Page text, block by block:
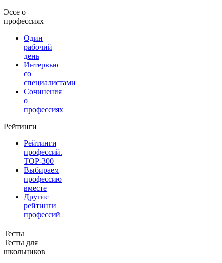
Эссе о
профессиях
Один
рабочий
день
Интервью
со
специалистами
Сочинения
о
профессиях
Рейтинги
Рейтинги
профессий.
TOP-300
Выбираем
профессию
вместе
Другие
рейтинги
профессий
Тесты
Тесты для
школьников